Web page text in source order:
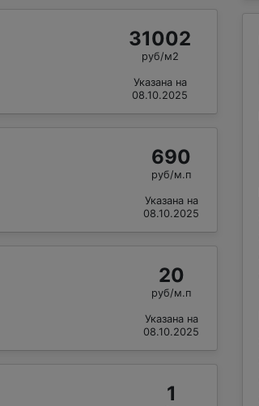
31002
руб/м2
Указана на
08.10.2025
690
руб/м.п
Указана на
08.10.2025
20
руб/м.п
Указана на
08.10.2025
1